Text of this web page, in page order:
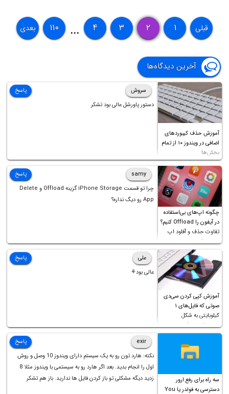
قبلی ۱ ۲ ۳ ۴ ... ۱۱۰ بعدی
آخرین دیدگاه‌ها
آموزش حذف کیبوردهای
اضافی در ویندوز ۱۰ از تمام
بخش‌ها
سروش
دستور پاورشل عالی بود تشکر
پاسخ
چگونه اپ‌های بی‌استفاده
در آیفون را Offload کنیم؟
تفاوت حذف و آفلود اپ
چیست؟
samy
چرا تو قسمت iPhone Storage گزینه Offload و Delete
App رو دیگ نداره؟
پاسخ
آموزش کپی کردن سی‌دی
صوتی که فایل‌های ۱
کیلوبایتی به شکل
شورت‌کات در آن موجود
است!
علی
عالی بود⚘
پاسخ
سه راه برای رفع ارور
دسترسی به فولدر یا You
exir
نکته: هارد تون رو به یک سیستم دارای ویندوز 10 وصل و روش
اول را انجام بدید. بعد اگر هارد رو به سیستمی با ویندوز مثلا 8
زدید دیگه مشکلی تو باز کردن فایل ها ندارید. باز هم تشکر
پاسخ